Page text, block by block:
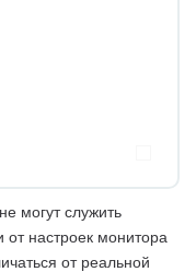
могут служить
от настроек монитора
от реальной